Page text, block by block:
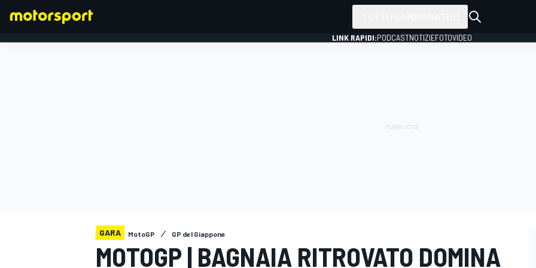
LINK RAPIDI:PODCASTNOTIZIEFOTOVIDEO
GARA MotoGP GP del Giappone
MOTOGP | BAGNAIA RITROVATO DOMINA